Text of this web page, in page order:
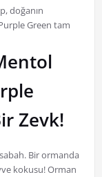
doğanın
Green tam
Zevk!
Bir ormanda
kokusu! Orman